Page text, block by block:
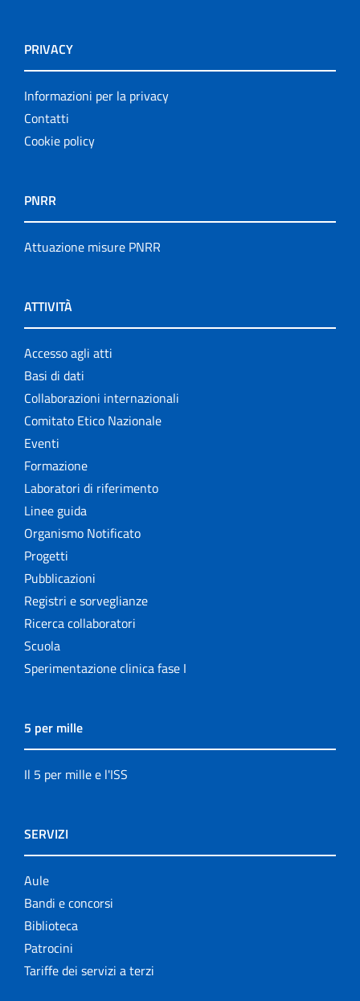
PRIVACY
Informazioni per la privacy
Contatti
Cookie policy
PNRR
Attuazione misure PNRR
ATTIVITÀ
Accesso agli atti
Basi di dati
Collaborazioni internazionali
Comitato Etico Nazionale
Eventi
Formazione
Laboratori di riferimento
Linee guida
Organismo Notificato
Progetti
Pubblicazioni
Registri e sorveglianze
Ricerca collaboratori
Scuola
Sperimentazione clinica fase I
5 per mille
Il 5 per mille e l'ISS
SERVIZI
Aule
Bandi e concorsi
Biblioteca
Patrocini
Tariffe dei servizi a terzi